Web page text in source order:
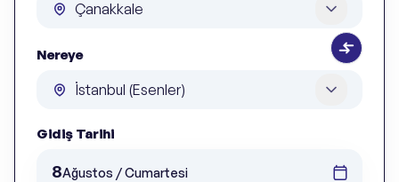
Nereye
Gidiş Tarihi
8Ağustos / Cumartesi